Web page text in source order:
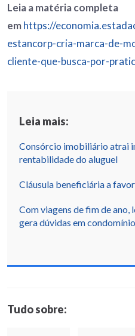
Leia a matéria completa
emhttps://
estancorp-cria-marca-de-
cliente-que-busca-por-
Leia mais:
Consórcio imobiliário atrai
rentabilidade do aluguel
Cláusula beneficiária a
Com viagens de fim de
gera dúvidas em
Tudo sobre: